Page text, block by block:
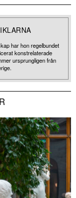
har hon regelbundet
konstrelaterade
ursprungligen från